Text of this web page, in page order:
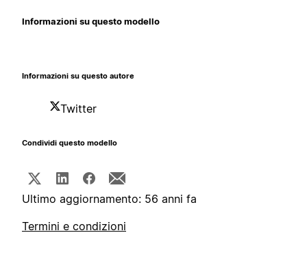
Informazioni su questo modello
Informazioni su questo autore
Twitter
Condividi questo modello
Ultimo aggiornamento: 56 anni fa
Termini e condizioni